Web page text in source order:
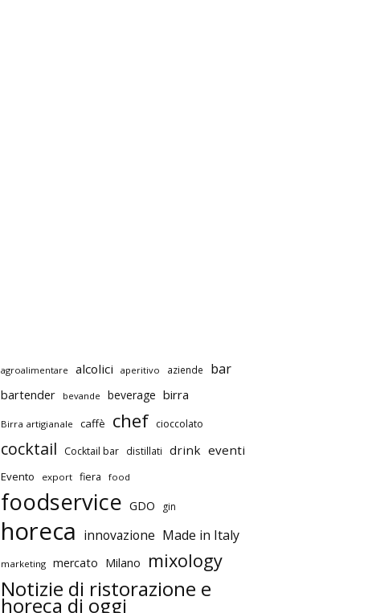
agroalimentare alcolici aperitivo aziende bar
bartender bevande beverage birra
Birra artigianale caffè chef cioccolato
cocktail Cocktail bar distillati drink eventi
Evento export fiera food
foodservice GDO gin
horeca innovazione Made in Italy
marketing mercato Milano mixology
Notizie di ristorazione e
horeca di oggi